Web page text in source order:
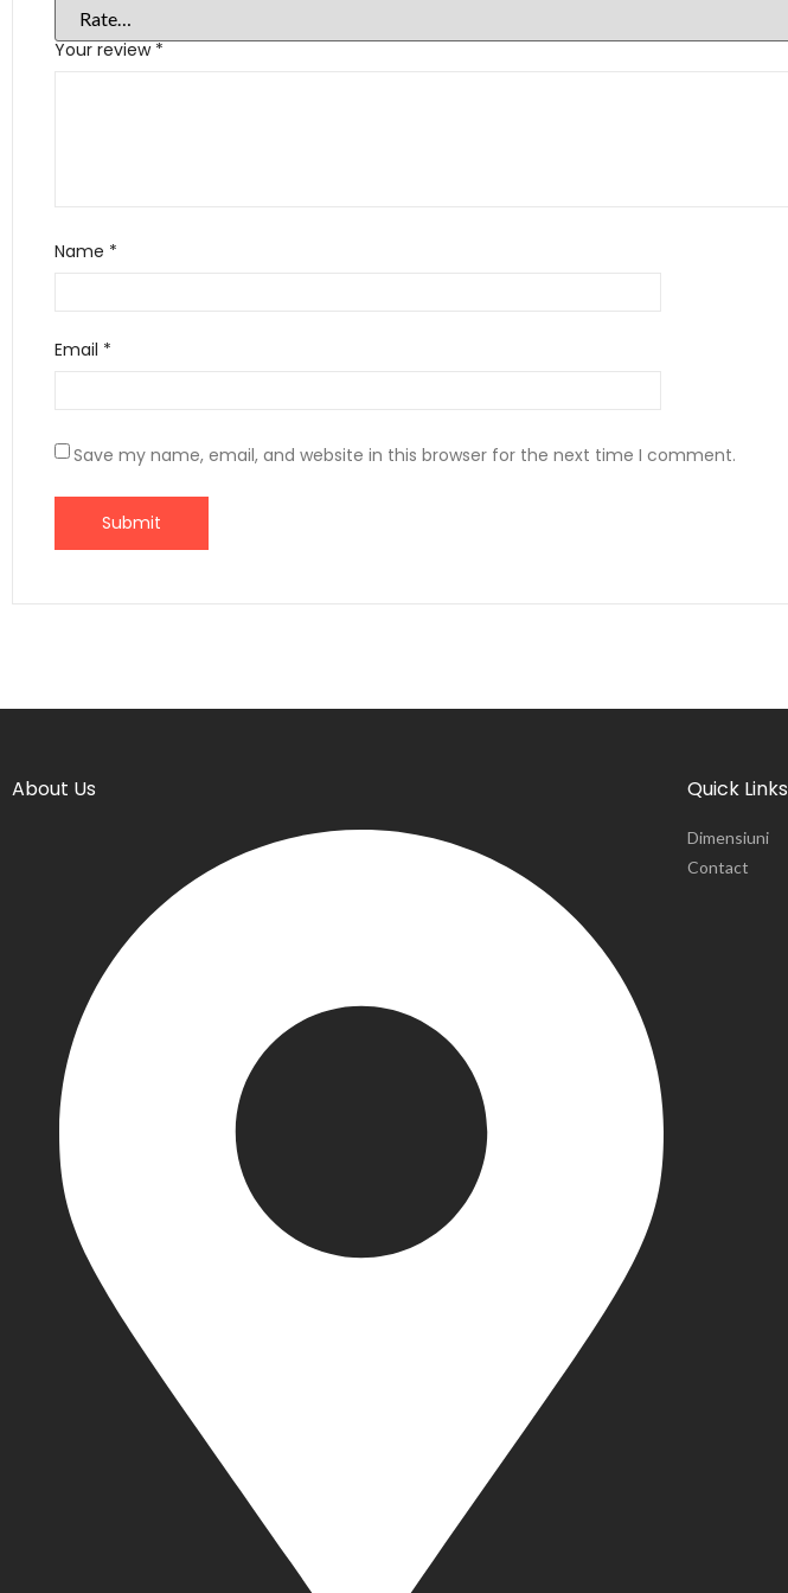
Your review *
Name *
Email *
Save my name, email, and website in this browser for the next time I comment.
About Us Quick Links
Dimensiuni
Contact